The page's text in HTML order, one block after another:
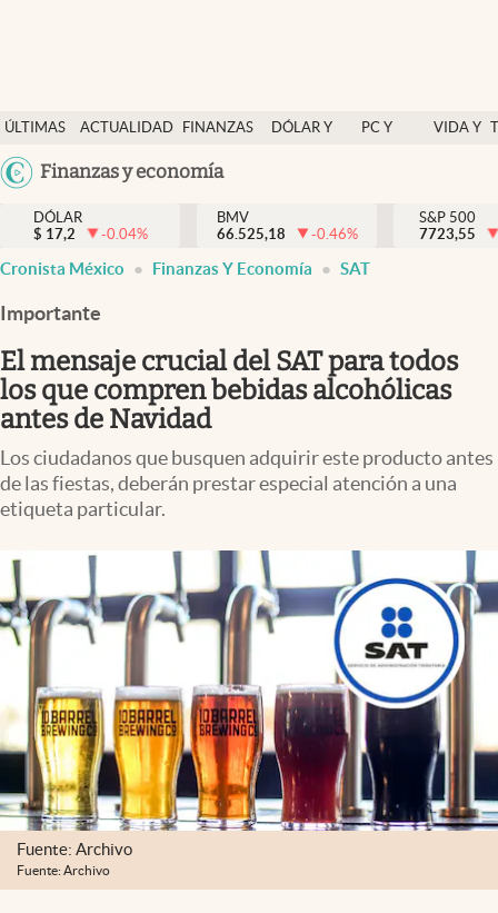
ÚLTIMAS
NOTICIAS
ACTUALIDAD
FINANZAS
DÓLAR Y
PC Y
VIDA Y
México
Finanzas y economía
Actualidad
Finanzas y economía
Dólar y mercados
Pc y celular
Vida y estilo
Tv
Clima
Espiritualidad
Mediakit
abre en nueva pestaña
DÓLAR
$ 17,2 -0.04%
BMV
66.525,18
-0.46%
S&P 500
7723,55
Cronista México Finanzas Y Economía SAT
Importante
El mensaje crucial del SAT para todos
los que compren bebidas alcohólicas
antes de Navidad
Los ciudadanos que busquen adquirir este producto antes
de las fiestas, deberán prestar especial atención a una
etiqueta particular.
Fuente: Archivo
Fuente: Archivo